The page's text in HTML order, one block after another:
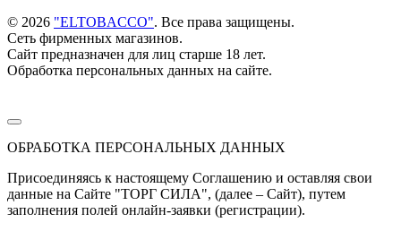
© 2026 "ELTOBACCO". Все права защищены.
Сеть фирменных магазинов.
Сайт предназначен для лиц старше 18 лет.
Обработка персональных данных на сайте.
ОБРАБОТКА ПЕРСОНАЛЬНЫХ ДАННЫХ
Присоединяясь к настоящему Соглашению и оставляя свои
данные на Сайте "ТОРГ СИЛА", (далее – Сайт), путем
заполнения полей онлайн-заявки (регистрации).